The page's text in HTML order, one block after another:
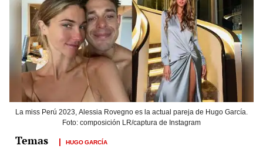
La miss Perú 2023, Alessia Rovegno es la actual pareja de Hugo García.
Foto: composición LR/captura de Instagram
HUGO GARCÍA